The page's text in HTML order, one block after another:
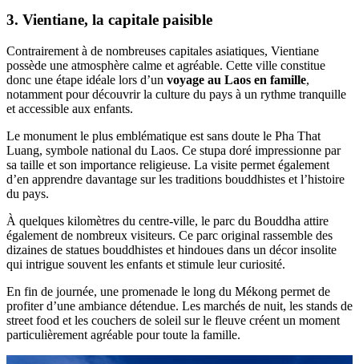
3. Vientiane, la capitale paisible
Contrairement à de nombreuses capitales asiatiques, Vientiane
possède une atmosphère calme et agréable. Cette ville constitue
donc une étape idéale lors d’un voyage au Laos en famille,
notamment pour découvrir la culture du pays à un rythme tranquille
et accessible aux enfants.
Le monument le plus emblématique est sans doute le Pha That
Luang, symbole national du Laos. Ce stupa doré impressionne par
sa taille et son importance religieuse. La visite permet également
d’en apprendre davantage sur les traditions bouddhistes et l’histoire
du pays.
À quelques kilomètres du centre-ville, le parc du Bouddha attire
également de nombreux visiteurs. Ce parc original rassemble des
dizaines de statues bouddhistes et hindoues dans un décor insolite
qui intrigue souvent les enfants et stimule leur curiosité.
En fin de journée, une promenade le long du Mékong permet de
profiter d’une ambiance détendue. Les marchés de nuit, les stands de
street food et les couchers de soleil sur le fleuve créent un moment
particulièrement agréable pour toute la famille.